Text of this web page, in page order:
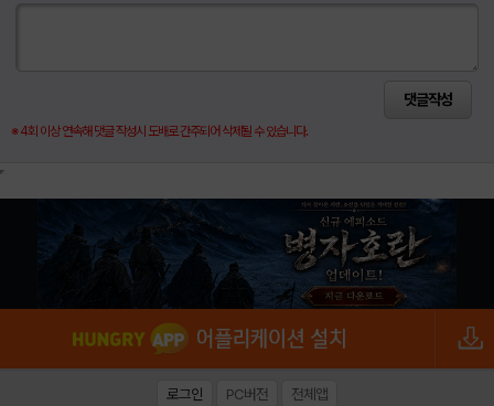
※ 4회 이상 연속해 댓글 작성시 도배로 간주되어 삭제될 수 있습니다.
로그인 PC버전 전체앱